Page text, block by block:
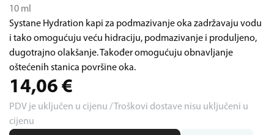
10 ml
Systane Hydration kapi za podmazivanje oka zadržavaju vodu
i tako omogućuju veću hidraciju, podmazivanje i produljeno,
dugotrajno olakšanje. Također omogućuju obnavljanje
oštećenih stanica površine oka.
14,06 €
PDV je uključen u cijenu / Troškovi dostave nisu uključeni u
cijenu